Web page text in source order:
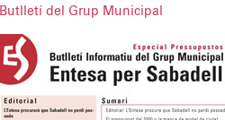
Butlletí del Grup Municipal